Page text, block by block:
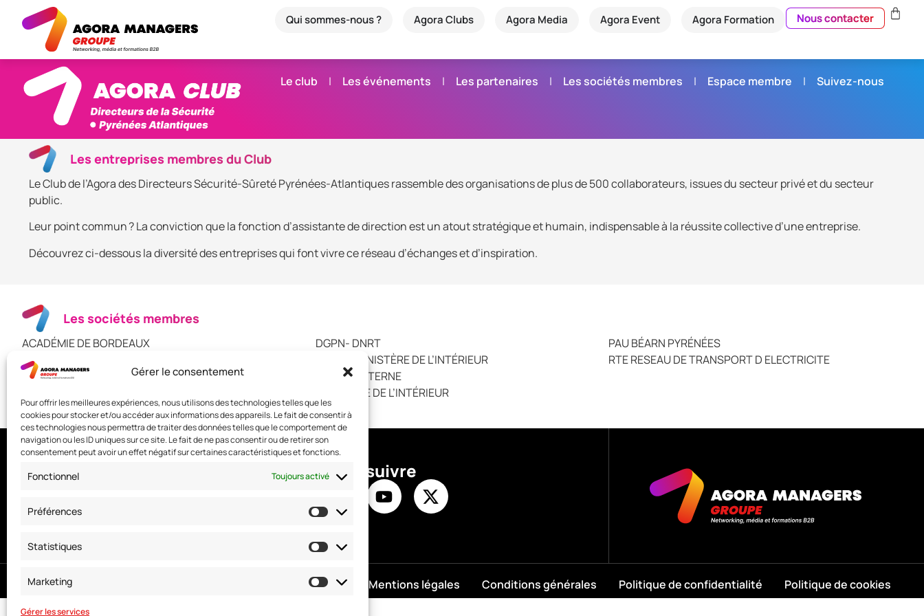
Gérer le consentement
Pour offrir les meilleures expériences, nous utilisons des technologies telles que les
cookies pour stocker et/ou accéder aux informations des appareils. Le fait de consentir à
ces technologies nous permettra de traiter des données telles que le comportement de
navigation ou les ID uniques sur ce site. Le fait de ne pas consentir ou de retirer son
consentement peut avoir un effet négatif sur certaines caractéristiques et fonctions.
Fonctionnel Toujours activé
Préférences
Statistiques
Marketing
Gérer les services
Qui sommes-nous ? Agora Clubs Agora Media Agora Event Agora Formation Nous contacter
Le club Les événements Les partenaires Les sociétés membres Espace membre Suivez-nous
Les entreprises membres du Club
Le Club de l’Agora des Directeurs Sécurité-Sûreté Pyrénées-Atlantiques rassemble des organisations de plus de 500 collaborateurs, issues du secteur privé et du secteur
public.
Leur point commun ? La conviction que la fonction d’assistante de direction est un atout stratégique et humain, indispensable à la réussite collective d’une entreprise.
Découvrez ci-dessous la diversité des entreprises qui font vivre ce réseau d’échanges et d’inspiration.
Les sociétés membres
ACADÉMIE DE BORDEAUX
BANQUE POPULAIRE AQUITAINE
BOULANGER
DGPN- DNRT
DNRT – MINISTÈRE DE L’INTÉRIEUR
GROUPE STERNE
MINISTÈRE DE L’INTÉRIEUR
PAU BÉARN PYRÉNÉES
RTE RESEAU DE TRANSPORT D ELECTRICITE
Nous contacter
Standard :
Fax : 01 40 17 99 21
Nous suivre
© Copyright 2025. Tous droits réservés Mentions légales Conditions générales Politique de confidentialité Politique de cookies